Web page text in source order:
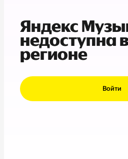
Яндекс
недоступна
регионе
Войти